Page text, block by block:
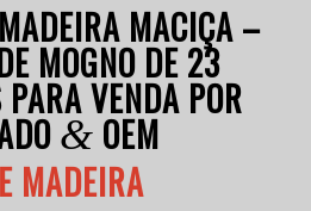
MACIÇA –
MOGNO DE 23
PARA VENDA POR
& OEM
MADEIRA